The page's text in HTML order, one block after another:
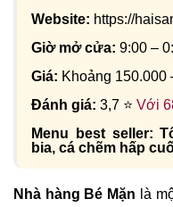
Website: https://
Giờ mở cửa: 9:00 –
Giá: Khoảng
Đánh giá: 3,7 ⭐ Với
Menu best seller:
bia, cá chẽm hấp
Nhà hàng Bé Mặn là